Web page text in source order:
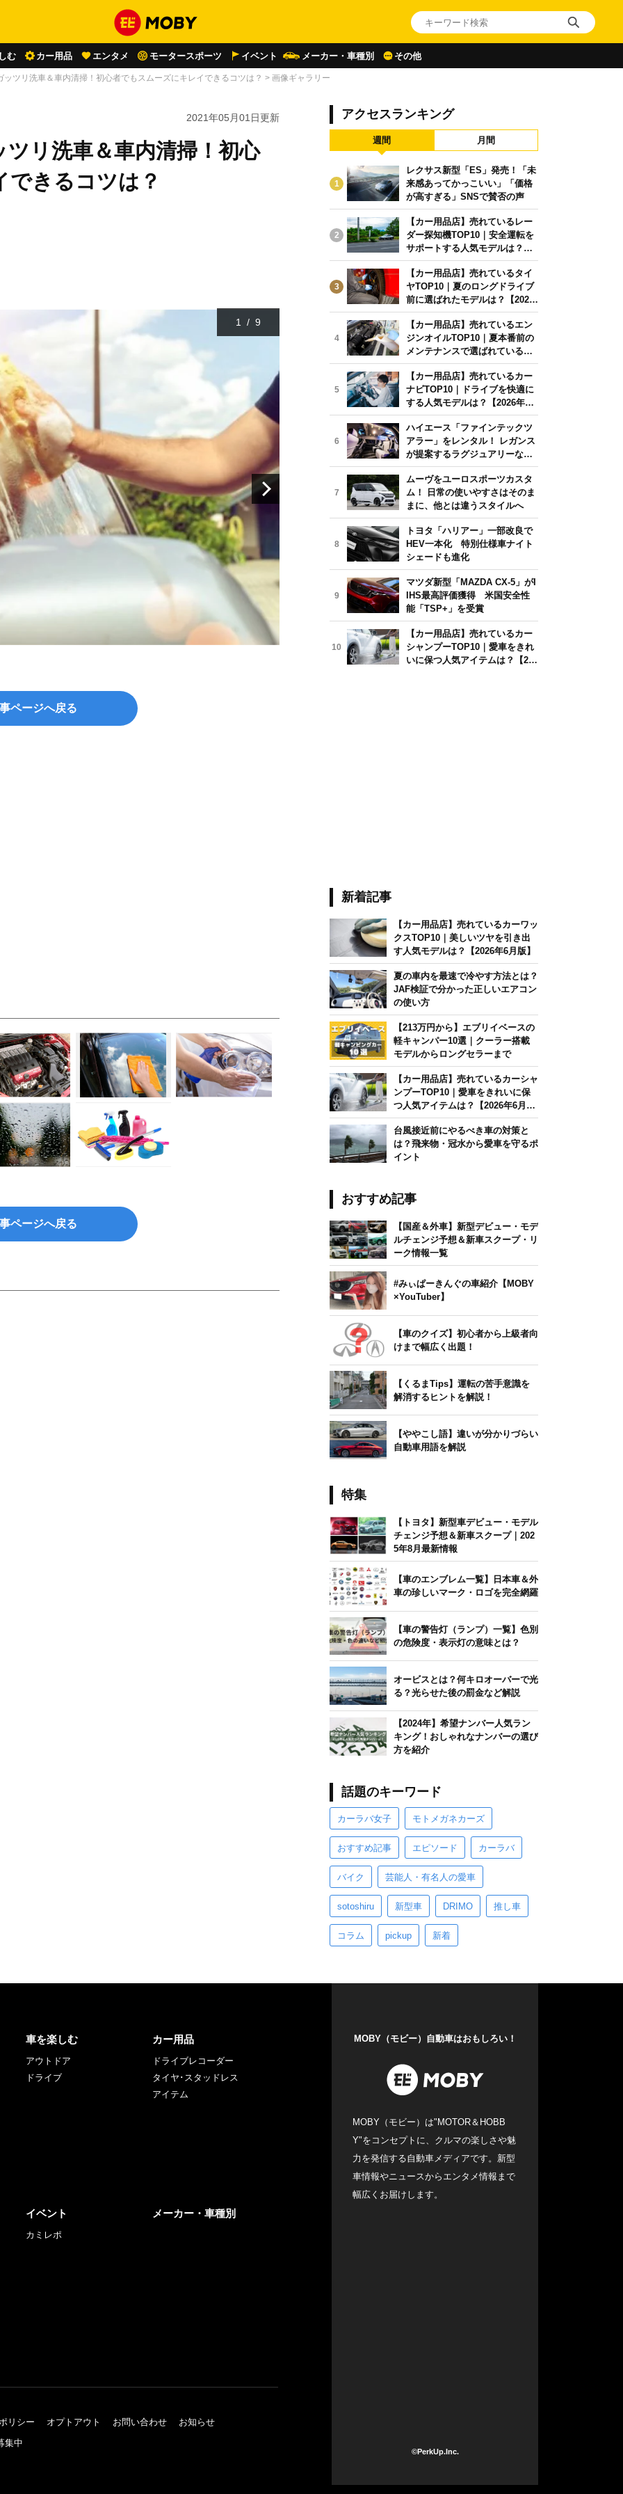
む カー用品 エンタメ モータースポーツ イベント メーカー・車種別 その他
ッツリ洗車＆車内清掃！初心者でもスムーズにキレイできるコツは？ > 画像ギャラリー
2021年05月01日更新
リ洗車＆車内清掃！初心
できるコツは？
©tamayura39/stock.adobe.com
1 / 9
ページへ戻る
ページへ戻る
アクセスランキング
週間 月間
1
レクサス新型「ES」発売！「未
来感あってかっこいい」「価格
が高すぎる」SNSで賛否の声
2
【カー用品店】売れているレー
ダー探知機TOP10｜安全運転を
サポートする人気モデルは？【2
026年6月版】
3
【カー用品店】売れているタイ
ヤTOP10｜夏のロングドライブ
前に選ばれたモデルは？【2026
年6月版】
4
【カー用品店】売れているエン
ジンオイルTOP10｜夏本番前の
メンテナンスで選ばれている人
気モデルは？【2026年6月版】
5
【カー用品店】売れているカー
ナビTOP10｜ドライブを快適に
する人気モデルは？【2026年6
月版】
6
ハイエース「ファインテックツ
アラー」をレンタル！ レガンス
が提案するラグジュアリーな移
動体験
7
ムーヴをユーロスポーツカスタ
ム！ 日常の使いやすさはそのま
まに、他とは違うスタイルへ
8
トヨタ「ハリアー」一部改良で
HEV一本化 特別仕様車ナイト
シェードも進化
9
マツダ新型「MAZDA CX-5」がI
IHS最高評価獲得 米国安全性
能「TSP+」を受賞
10
【カー用品店】売れているカー
シャンプーTOP10｜愛車をきれ
いに保つ人気アイテムは？【202
新着記事
【カー用品店】売れているカーワッ
クスTOP10｜美しいツヤを引き出
す人気モデルは？【2026年6月版】
夏の車内を最速で冷やす方法とは？
JAF検証で分かった正しいエアコン
の使い方
【213万円から】エブリイベースの
軽キャンパー10選｜クーラー搭載
モデルからロングセラーまで
【カー用品店】売れているカーシャ
ンプーTOP10｜愛車をきれいに保
つ人気アイテムは？【2026年6月
版】
台風接近前にやるべき車の対策と
は？飛来物・冠水から愛車を守るポ
イント
おすすめ記事
【国産＆外車】新型デビュー・モデ
ルチェンジ予想＆新車スクープ・リ
ーク情報一覧
#みぃぱーきんぐの車紹介【MOBY
×YouTuber】
【車のクイズ】初心者から上級者向
けまで幅広く出題！
【くるまTips】運転の苦手意識を
解消するヒントを解説！
【ややこし語】違いが分かりづらい
自動車用語を解説
特集
【トヨタ】新型車デビュー・モデル
チェンジ予想＆新車スクープ｜202
5年8月最新情報
【車のエンブレム一覧】日本車＆外
車の珍しいマーク・ロゴを完全網羅
【車の警告灯（ランプ）一覧】色別
の危険度・表示灯の意味とは？
オービスとは？何キロオーバーで光
る？光らせた後の罰金など解説
【2024年】希望ナンバー人気ラン
キング！おしゃれなナンバーの選び
方を紹介
話題のキーワード
カーラバ女子 モトメガネカーズ
おすすめ記事 エピソード カーラバ
バイク 芸能人・有名人の愛車
sotoshiru 新型車 DRIMO 推し車
コラム pickup 新着
車を楽しむ
アウトドア
ドライブ
カー用品
ドライブレコーダー
タイヤ･スタッドレス
アイテム
イベント
カミレポ
メーカー・車種別
リシー オプトアウト お問い合わせ
お知らせ
集中
MOBY（モビー）自動車はおもしろい！
MOBY（モビー）は"MOTOR＆HOBB
Y"をコンセプトに、クルマの楽しさや魅
力を発信する自動車メディアです。新型
車情報やニュースからエンタメ情報まで
幅広くお届けします。
©PerkUp.Inc.